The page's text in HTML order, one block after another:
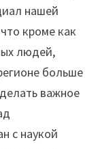
нашей
кроме как
людей,
больше
важное
с наукой